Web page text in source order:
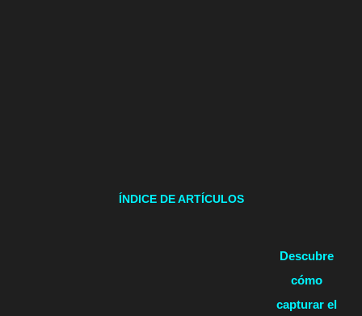
ÍNDICE DE ARTÍCULOS
Descubre
cómo
capturar el